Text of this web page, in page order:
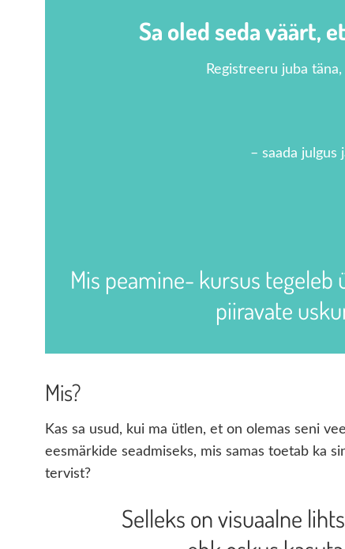
Sa oled seda väärt,
Registreeru juba
– saada julgus
Mis peamine- kursus tegeleb
piiravate
Mis?
Kas sa usud, kui ma ütlen, et on olemas seni
eesmärkide seadmiseks, mis samas toetab ka
tervist?
Selleks on visuaalne